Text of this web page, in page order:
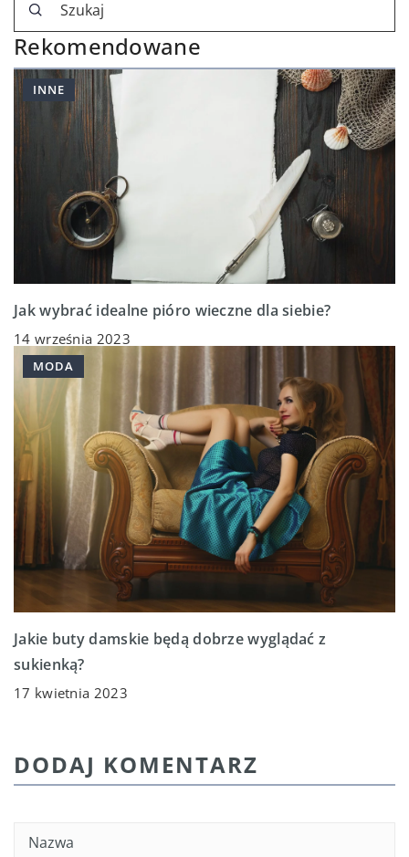
Rekomendowane
INNE
Jak wybrać idealne pióro wieczne dla siebie?
14 września 2023
MODA
Jakie buty damskie będą dobrze wyglądać z
sukienką?
17 kwietnia 2023
DODAJ KOMENTARZ